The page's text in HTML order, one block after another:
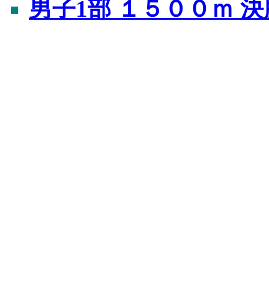
男子1部 １５００ｍ